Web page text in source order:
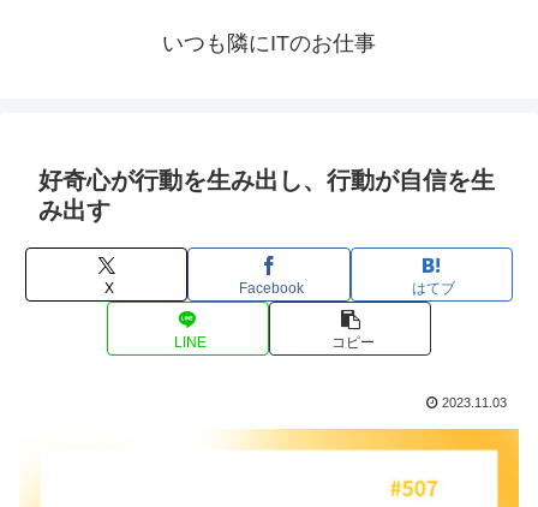
いつも隣にITのお仕事
好奇心が行動を生み出し、行動が自信を生
み出す
X Facebook はてブ
LINE コピー
2023.11.03